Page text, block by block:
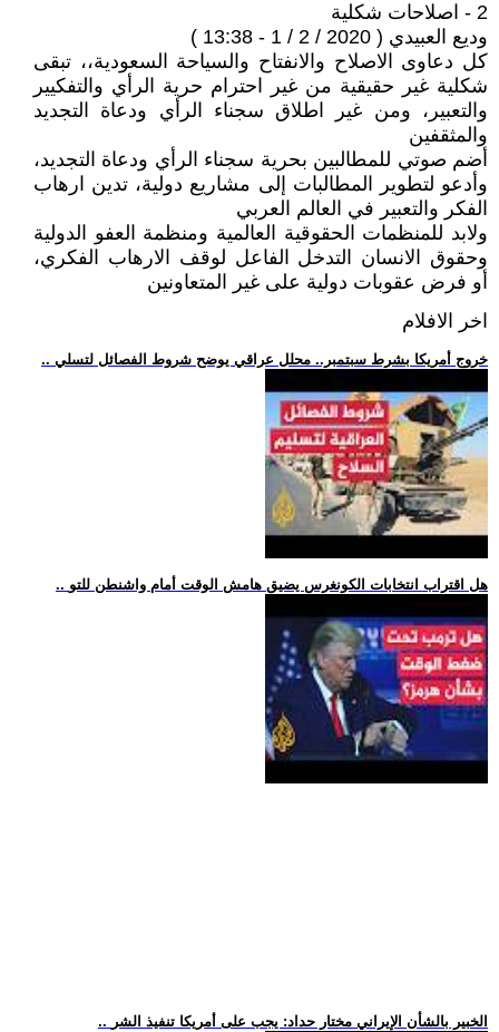
2 - اصلاحات شكلية
وديع العبيدي ( 2020 / 2 / 1 - 13:38 )
كل دعاوى الاصلاح والانفتاح والسياحة السعودية،، تبقى
شكلية غير حقيقية من غير احترام حرية الرأي والتفكيير
والتعبير، ومن غير اطلاق سجناء الرأي ودعاة التجديد
والمثقفين
أضم صوتي للمطالبين بحرية سجناء الرأي ودعاة التجديد،
وأدعو لتطوير المطالبات إلى مشاريع دولية، تدين ارهاب
الفكر والتعبير في العالم العربي
ولابد للمنظمات الحقوقية العالمية ومنظمة العفو الدولية
وحقوق الانسان التدخل الفاعل لوقف الارهاب الفكري،
أو فرض عقوبات دولية على غير المتعاونين
اخر الافلام
.. خروج أمريكا بشرط سبتمبر.. محلل عراقي يوضح شروط الفصائل لتسلي
.. هل اقتراب انتخابات الكونغرس يضيق هامش الوقت أمام واشنطن للتو
.. الخبير بالشأن الإيراني مختار حداد: يجب على أمريكا تنفيذ الشر